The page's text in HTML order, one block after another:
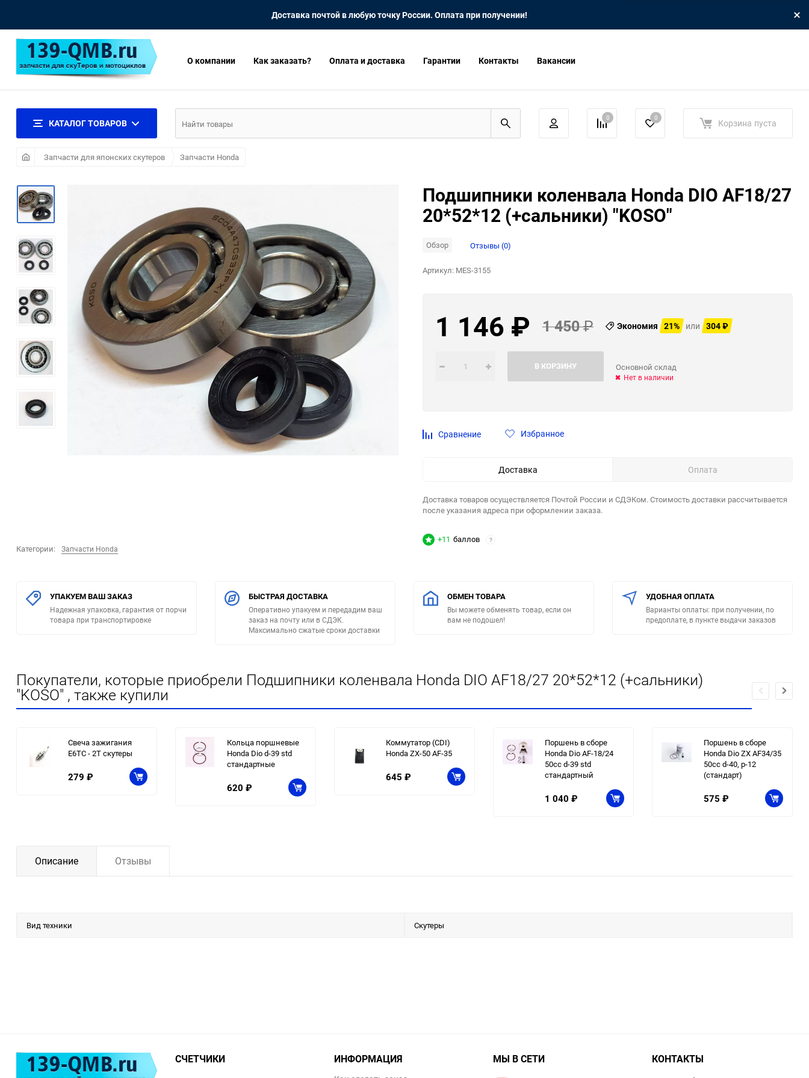
Доставка почтой в любую точку России. Оплата при получении!
О компании Как заказать? Оплата и доставка Гарантии Контакты Вакансии
КАТАЛОГ ТОВАРОВ 0 0 Корзина пуста
Запчасти для японских скутеров Запчасти Honda
Категории: Запчасти Honda
Подшипники коленвала Honda DIO AF18/27
20*52*12 (+сальники) "KOSO"
Обзор Отзывы (0)
Артикул: MES-3155
1 146 ₽ 1 450₽ Экономия 21% или 304₽
В КОРЗИНУ Основной склад
Нет в наличии
Сравнение Избранное
Доставка Оплата
Доставка товаров осуществляется Почтой России и СДЭКом. Стоимость доставки рассчитывается
после указания адреса при оформлении заказа.
+11 баллов ?
УПАКУЕМ ВАШ ЗАКАЗ
Надежная упаковка, гарантия от порчи
товара при транспортировке
БЫСТРАЯ ДОСТАВКА
Оперативно упакуем и передадим ваш
заказ на почту или в СДЭК.
Максимально сжатые сроки доставки
ОБМЕН ТОВАРА
Вы можете обменять товар, если он
вам не подошел!
УДОБНАЯ ОПЛАТА
Варианты оплаты: при получении, по
предоплате, в пункте выдачи заказов
Покупатели, которые приобрели Подшипники коленвала Honda DIO AF18/27 20*52*12 (+сальники)
"KOSO" , также купили
Свеча зажигания
E6TC - 2Т скутеры
279 ₽
Кольца поршневые
Honda Dio d-39 std
стандартные
620 ₽
Коммутатор (CDI)
Honda ZX-50 AF-35
645 ₽
Поршень в сборе
Honda Dio AF-18/24
50сс d-39 std
стандартный
1 040 ₽
Поршень в сборе
Honda Dio ZX AF34/35
50сс d-40, p-12
(стандарт)
575 ₽
Описание Отзывы
Вид техники Скутеры
СЧЕТЧИКИ ИНФОРМАЦИЯ МЫ В СЕТИ КОНТАКТЫ